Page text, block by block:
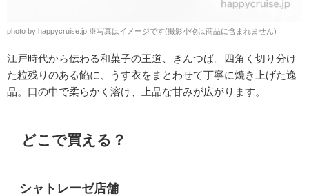
photo by happycruise.jp ※写真はイメージです(撮影小物は商品に含まれません)
江戸時代から伝わる和菓子の王道、きんつば。四角く切り分け
た粒残りのある餡に、うす衣をまとわせて丁寧に焼き上げた逸
品。口の中で柔らかく溶け、上品な甘みが広がります。
どこで買える？
シャトレーゼ店舗